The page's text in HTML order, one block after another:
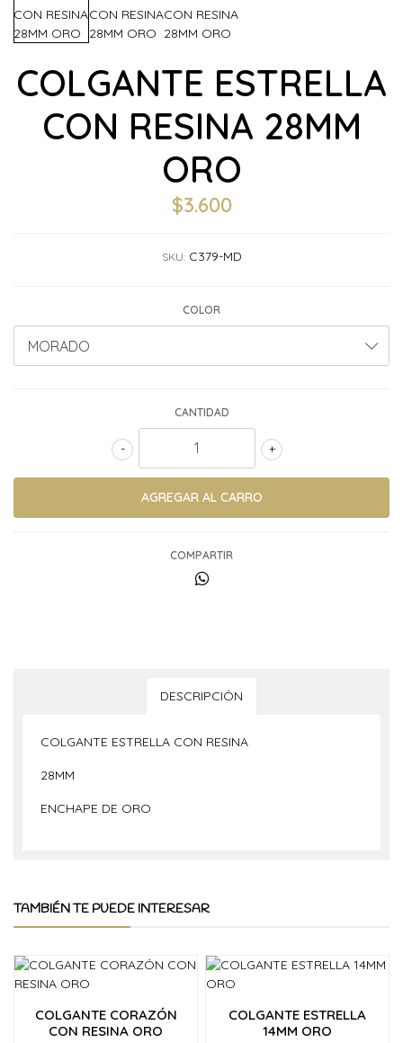
COLGANTE ESTRELLA
CON RESINA 28MM
ORO
$3.600
SKU: C379-MD
COLOR
CANTIDAD
+
-
COMPARTIR
DESCRIPCIÓN
COLGANTE ESTRELLA CON RESINA
28MM
ENCHAPE DE ORO
TAMBIÉN TE PUEDE INTERESAR
COLGANTE CORAZÓN
CON RESINA ORO
COLGANTE ESTRELLA
14MM ORO